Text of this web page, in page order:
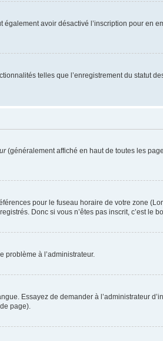
avoir désactivé l’inscription pour en
telles que l’enregistrement du statut
(généralement affiché en haut de toutes les
pour le fuseau horaire de votre zone
Donc si vous n’êtes pas inscrit, c’est le
problème à l’administrateur.
Essayez de demander à l’administrateur
page).